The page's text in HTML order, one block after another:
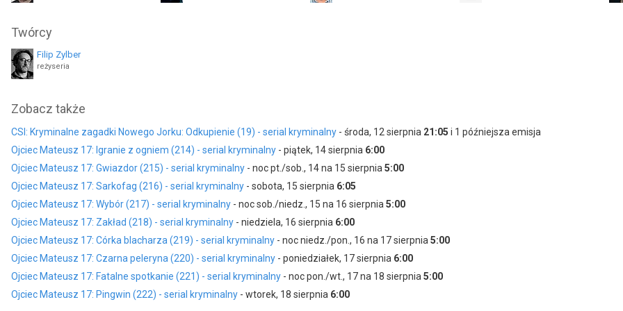
jako gospodyni Natalia
Jędrzej Taranek
jako policjant Paruzel
jako babcia Lucyna
Katarzyna Burakowska
jako Emilka
Witold Bałusz
jako policjant Witek
Edyta Olszówka
jako aspirant Ewa Kobylicka
Robert Krajewski
Piotr Miazga Marcin Gosz Agata Załęcka
Sławomir Holland Maciej Urzyczyn
Agnieszka Pastuszko-
Twórcy
Filip Zylber
reżyseria
Zobacz także
CSI: Kryminalne zagadki Nowego Jorku: Odkupienie (19) - serial kryminalny - środa, 12 sierpnia 21:05 i 1 późniejsza emisja
Ojciec Mateusz 17: Igranie z ogniem (214) - serial kryminalny - piątek, 14 sierpnia 6:00
Ojciec Mateusz 17: Gwiazdor (215) - serial kryminalny - noc pt./sob., 14 na 15 sierpnia 5:00
Ojciec Mateusz 17: Sarkofag (216) - serial kryminalny - sobota, 15 sierpnia 6:05
Ojciec Mateusz 17: Wybór (217) - serial kryminalny - noc sob./niedz., 15 na 16 sierpnia 5:00
Ojciec Mateusz 17: Zakład (218) - serial kryminalny - niedziela, 16 sierpnia 6:00
Ojciec Mateusz 17: Córka blacharza (219) - serial kryminalny - noc niedz./pon., 16 na 17 sierpnia 5:00
Ojciec Mateusz 17: Czarna peleryna (220) - serial kryminalny - poniedziałek, 17 sierpnia 6:00
Ojciec Mateusz 17: Fatalne spotkanie (221) - serial kryminalny - noc pon./wt., 17 na 18 sierpnia 5:00
Ojciec Mateusz 17: Pingwin (222) - serial kryminalny - wtorek, 18 sierpnia 6:00